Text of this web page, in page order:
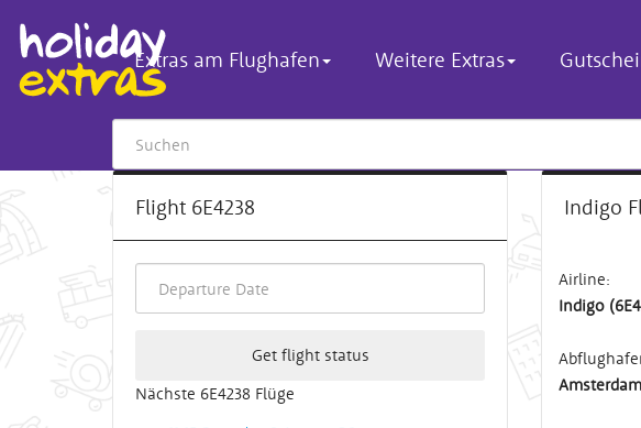
Extras am Flughafen Weitere Extras
Flight 6E4238
Get flight status
Nächste 6E4238 Flüge
Indigo
Airline:
Indigo